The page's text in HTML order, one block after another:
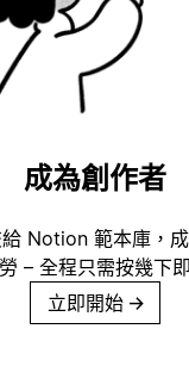
成為創作者
Notion 範本庫，
– 全程只需按幾下
立即開始 →